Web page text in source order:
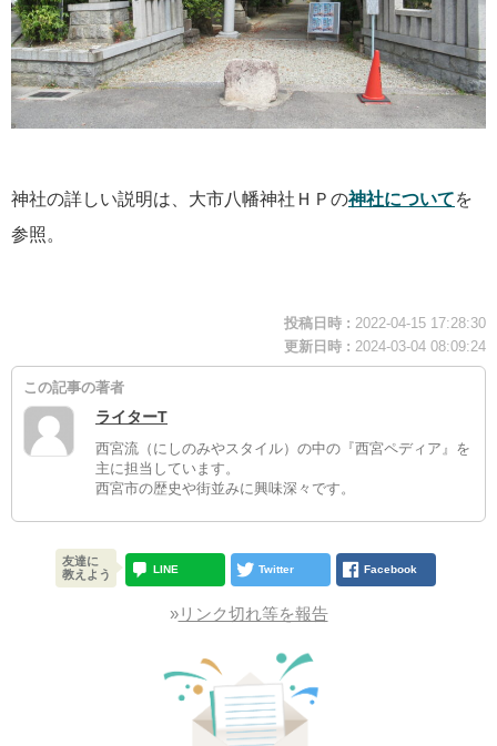
神社の詳しい説明は、大市八幡神社ＨＰの神社についてを
参照。
投稿日時 : 2022-04-15 17:28:30
更新日時 : 2024-03-04 08:09:24
この記事の著者
ライターT
西宮流（にしのみやスタイル）の中の『西宮ペディア』を
主に担当しています。
西宮市の歴史や街並みに興味深々です。
友達に
教えよう
LINE Twitter Facebook
»リンク切れ等を報告